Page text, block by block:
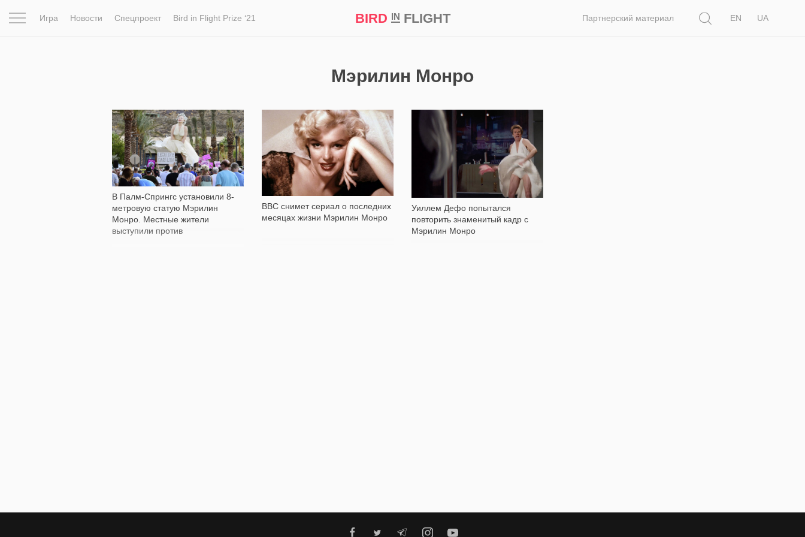
Игра Новости Спецпроект Bird in Flight Prize ‘21 BIRD INFLIGHT Партнерский материал
EN
UA
Мэрилин Монро
В Палм-Спрингс установили 8-
метровую статую Мэрилин
Монро. Местные жители
выступили против
2 219
BBC снимет сериал о последних
месяцах жизни Мэрилин Монро
488
Уиллем Дефо попытался
повторить знаменитый кадр с
Мэрилин Монро